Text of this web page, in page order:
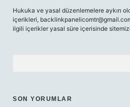
Hukuka ve yasal düzenlemelere aykırı
içerikleri,
ilgili içerikler yasal süre içerisinde
SON YORUMLAR